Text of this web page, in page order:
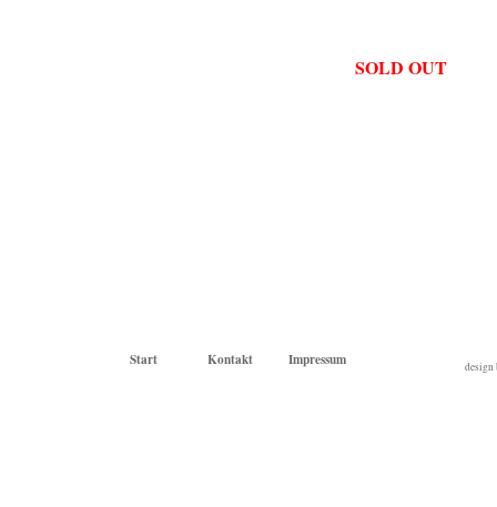
SOLD OUT
Start Kontakt Impressum design